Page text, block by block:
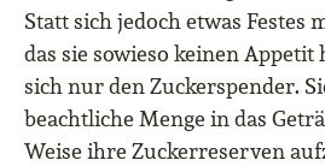
Statt sich jedoch etwas Festes
das sie sowieso keinen Appetit
sich nur den Zuckerspender.
beachtliche Menge in das
Weise ihre Zuckerreserven